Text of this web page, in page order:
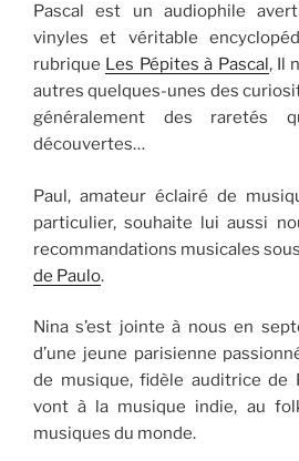
Pascal est un audiophile
vinyles et véritable
rubrique Les Pépites à Pascal, Il
autres quelques-unes des
généralement des raretés
découvertes…
Paul, amateur éclairé de
particulier, souhaite lui aussi
recommandations musicales
de Paulo.
Nina s’est jointe à nous en
d’une jeune parisienne
de musique, fidèle auditrice de
vont à la musique indie, au
musiques du monde.